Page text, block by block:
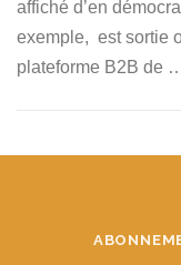
affiché d’en
exemple, est sortie
plateforme B2B de